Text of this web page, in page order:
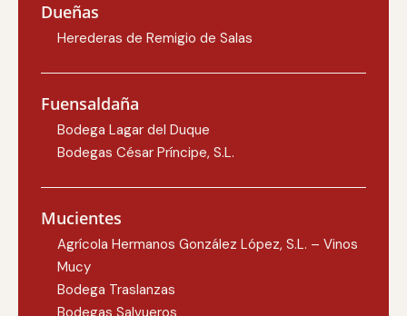
Dueñas
Herederas de Remigio de Salas
Fuensaldaña
Bodega Lagar del Duque
Bodegas César Príncipe, S.L.
Mucientes
Agrícola Hermanos González López, S.L. – Vinos
Mucy
Bodega Traslanzas